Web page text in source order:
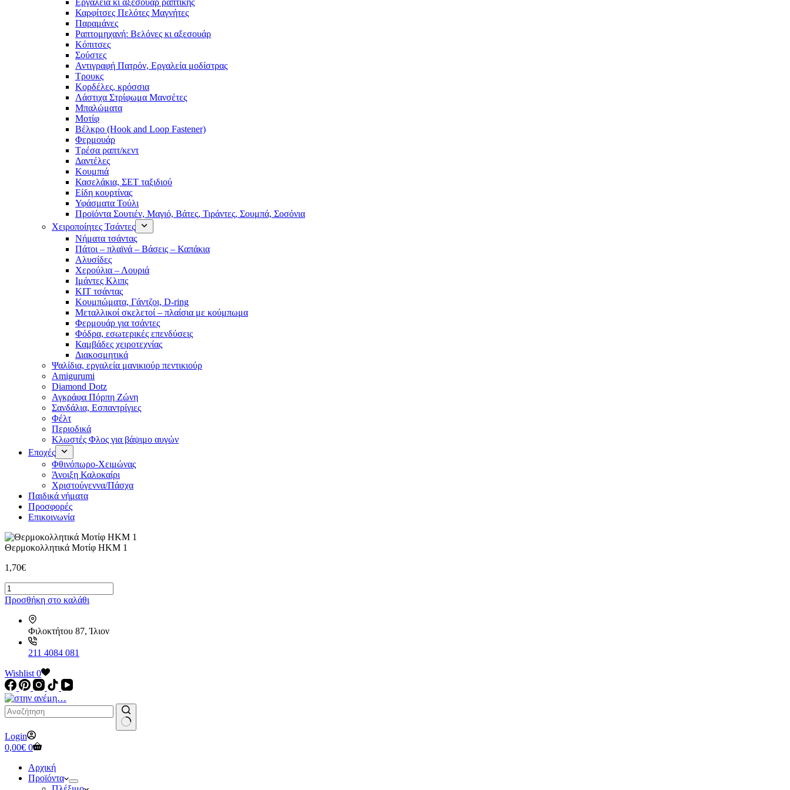
Εργαλεία κι αξεσουάρ ραπτικής
Καρφίτσες Πελότες Μαγνήτες
Παραμάνες
Ραπτομηχανή: Βελόνες κι αξεσουάρ
Κόπιτσες
Σούστες
Αντιγραφή Πατρόν, Εργαλεία μοδίστρας
Τρουκς
Κορδέλες, κρόσσια
Λάστιχα Στρίφωμα Μανσέτες
Μπαλώματα
Mοτίφ
Βέλκρο (Hook and Loop Fastener)
Φερμουάρ
Τρέσα ραπτ/κεντ
Δαντέλες
Κουμπιά
Κασελάκια, ΣΕΤ ταξιδιού
Είδη κουρτίνας
Υφάσματα Τούλι
Προϊόντα Σουτιέν, Μαγιό, Βάτες, Τιράντες, Σουμπά, Σοσόνια
Χειροποίητες Τσάντες
Νήματα τσάντας
Πάτοι – πλαϊνά – Βάσεις – Καπάκια
Αλυσίδες
Χερούλια – Λουριά
Ιμάντες Κλιπς
ΚΙΤ τσάντας
Κουμπώματα, Γάντζοι, D-ring
Μεταλλικοί σκελετοί – πλαίσια με κούμπωμα
Φερμουάρ για τσάντες
Φόδρα, εσωτερικές επενδύσεις
Καμβάδες χειροτεχνίας
Διακοσμητικά
Ψαλίδια, εργαλεία μανικιούρ πεντικιούρ
Amigurumi
Diamond Dotz
Αγκράφα Πόρπη Ζώνη
Σανδάλια, Εσπαντρίγιες
Φέλτ
Περιοδικά
Κλωστές Φλος για βάψιμο αυγών
Εποχές
Φθινόπωρο-Χειμώνας
Άνοιξη Καλοκαίρι
Χριστούγεννα/Πάσχα
Παιδικά νήματα
Προσφορές
Επικοινωνία
Θερμοκολλητικά Μοτίφ ΗΚΜ 1
1,70€
Θερμοκολλητικά
Μοτίφ
ΗΚΜ
ποσότητα
Προσθήκη στο καλάθι
Φιλοκτήτου 87, Ίλιον
211 4084 081
Wishlist 0
No
results
Login
Καλάθι
0,00€ 0
Αρχική
Προϊόντα